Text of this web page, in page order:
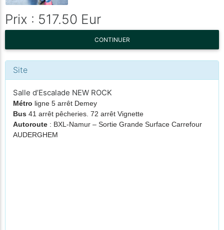
Prix : 517.50 Eur
CONTINUER
Site
Salle d’Escalade NEW ROCK
Métro ligne 5 arrêt Demey
Bus 41 arrêt pêcheries. 72 arrêt Vignette
Autoroute : BXL-Namur – Sortie Grande Surface Carrefour
AUDERGHEM